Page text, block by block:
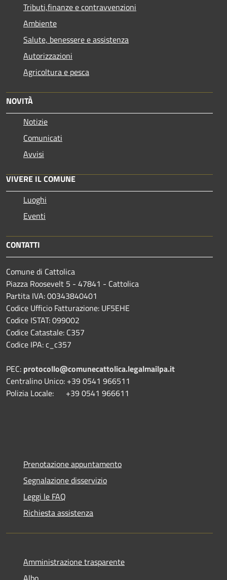
Tributi,finanze e contravvenzioni
Ambiente
Salute, benessere e assistenza
Autorizzazioni
Agricoltura e pesca
NOVITÀ
Notizie
Comunicati
Avvisi
VIVERE IL COMUNE
Luoghi
Eventi
CONTATTI
Comune di Cattolica
Piazza Roosevelt 5 - 47841 - Cattolica
Partita IVA: 00343840401
Codice Ufficio Fatturazione: UF5EHE
Codice ISTAT: 099002
Codice Catastale: C357
Codice IPA: c_c357
PEC: protocollo@comunecattolica.legalmailpa.it
Centralino Unico: +39 0541 966511
Polizia Locale: +39 0541 966611
Prenotazione appuntamento
Segnalazione disservizio
Leggi le FAQ
Richiesta assistenza
Amministrazione trasparente